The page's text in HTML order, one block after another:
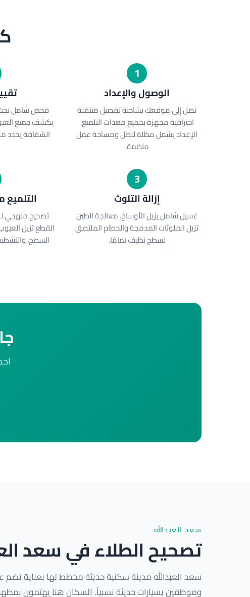
1
الوصول والإعداد
نصل إلى موقعك بشاحنة تفصيل متنقلة
احترافية مجهزة بجميع معدات التلميع.
الإعداد يشمل مظلة للظل ومساحة عمل
منظمة.
يكشف جميع
الشفافة يحدد
3
إزالة التلوث
غسيل شامل يزيل الأوساخ. معالجة الطين
تزيل الملوثات المدمجة والحطام الملتصق
لسطح نظيف تمامًا.
التلميع
تصحيح منهجي
القطع تزيل
السطح،
سعد العبدالله
تصحيح الطلاء في سعد
سعد العبدالله مدينة سكنية حديثة مخطط لها بعناية تضم
وموظفين بسيارات حديثة نسبياً. السكان هنا يهتمون